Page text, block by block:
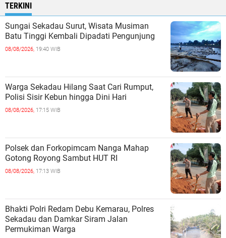
TERKINI
Sungai Sekadau Surut, Wisata Musiman
Batu Tinggi Kembali Dipadati Pengunjung
08/08/2026, 19:40 WIB
Warga Sekadau Hilang Saat Cari Rumput,
Polisi Sisir Kebun hingga Dini Hari
08/08/2026, 17:15 WIB
Polsek dan Forkopimcam Nanga Mahap
Gotong Royong Sambut HUT RI
08/08/2026, 17:13 WIB
Bhakti Polri Redam Debu Kemarau, Polres
Sekadau dan Damkar Siram Jalan
Permukiman Warga